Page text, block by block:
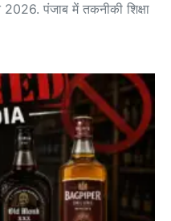
पंजाब में तकनीकी शिक्षा